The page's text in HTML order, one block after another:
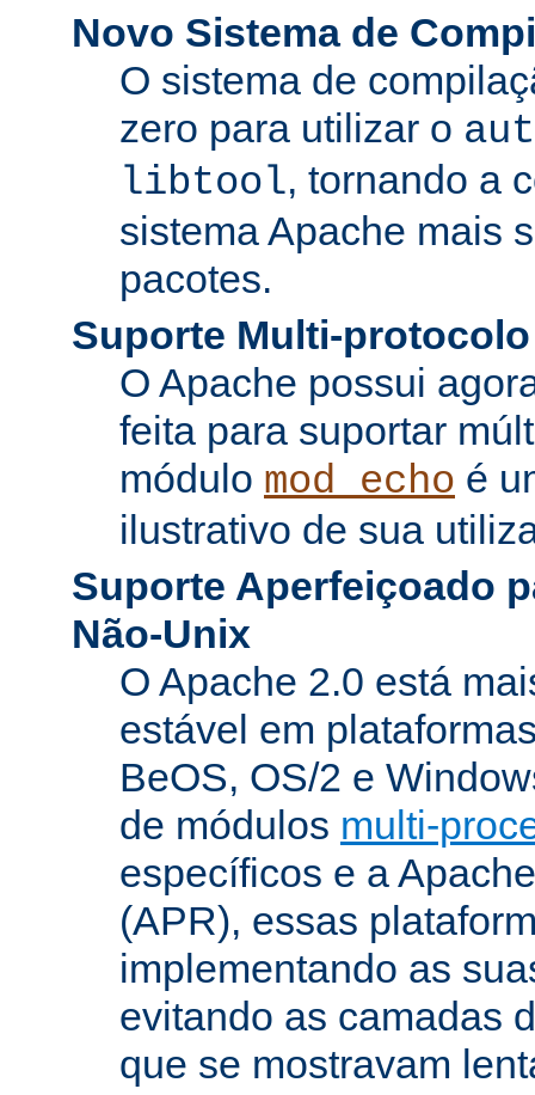
Novo Sistema de
O sistema de
zero para utilizar o
libtool, tornando a
sistema Apache mais
pacotes.
Suporte Multi-protocolo
O Apache possui
feita para suportar
módulo mod_echo é
ilustrativo de sua
Suporte Aperfeiçoado
Não-Unix
O Apache 2.0 está
estável em
BeOS, OS/2 e
de módulos multi-
específicos e a
(APR), essas
implementando as
evitando as camadas
que se mostravam